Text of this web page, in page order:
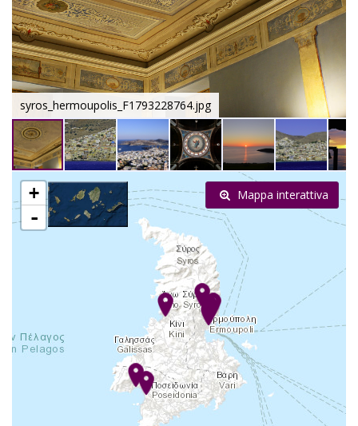
CN
syros_hermoupolis_F1793228764.jpg
+
-
Mappa interattiva